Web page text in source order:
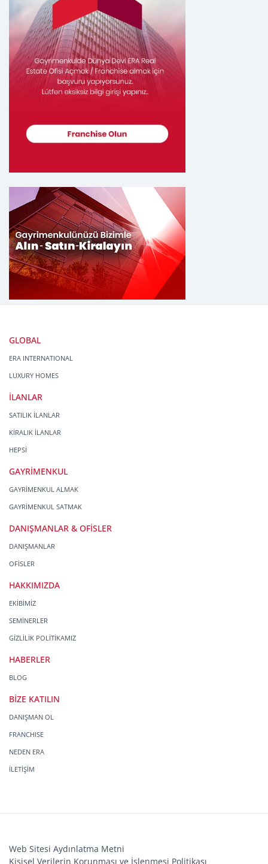
GLOBAL
ERA INTERNATIONAL
LUXURY HOMES
İLANLAR
SATILIK İLANLAR
KİRALIK İLANLAR
HEPSİ
GAYRİMENKUL
GAYRİMENKUL ALMAK
GAYRİMENKUL SATMAK
DANIŞMANLAR & OFİSLER
DANIŞMANLAR
OFİSLER
HAKKIMIZDA
EKİBİMİZ
SEMİNERLER
GİZLİLİK POLİTİKAMIZ
HABERLER
BLOG
BİZE KATILIN
DANIŞMAN OL
FRANCHISE
NEDEN ERA
İLETİŞİM
Web Sitesi Aydınlatma Metni
Kişisel Verilerin Korunması ve İşlenmesi Politikası